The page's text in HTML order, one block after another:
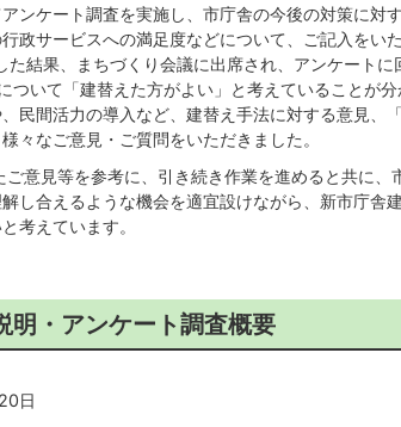
ンケート調査を実施し、市庁舎の今後の対策に対
政サービスへの満足度などについて、ご記入をいた
た結果、まちづくり会議に出席され、アンケート
ついて「建替えた方がよい」と考えていることが分
民間活力の導入など、建替え手法に対する意見、
々なご意見・ご質問をいただきました。
意見等を参考に、引き続き作業を進めると共に、
し合えるような機会を適宜設けながら、新市庁舎
考えています。
明・アンケート調査概要
日